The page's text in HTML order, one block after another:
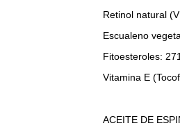
Retinol natural
Escualeno
Fitoesteroles:
Vitamina E
ACEITE DE